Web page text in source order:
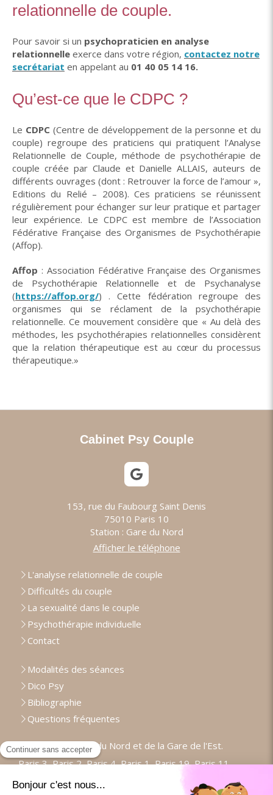
relationnelle de couple.
Pour savoir si un psychopraticien en analyse
relationnelle exerce dans votre région, contactez notre
secrétariat en appelant au 01 40 05 14 16.
Qu’est-ce que le CDPC ?
Le CDPC (Centre de développement de la personne et du
couple) regroupe des praticiens qui pratiquent l’Analyse
Relationnelle de Couple, méthode de psychothérapie de
couple créée par Claude et Danielle ALLAIS, auteurs de
différents ouvrages (dont : Retrouver la force de l’amour »,
Editions du Relié – 2008). Ces praticiens se réunissent
régulièrement pour échanger sur leur pratique et partager
leur expérience. Le CDPC est membre de l’Association
Fédérative Française des Organismes de Psychothérapie
(Affop).
Affop : Association Fédérative Française des Organismes
de Psychothérapie Relationnelle et de Psychanalyse
(https://affop.org/) . Cette fédération regroupe des
organismes qui se réclament de la psychothérapie
relationnelle. Ce mouvement considère que « Au delà des
méthodes, les psychothérapies relationnelles considèrent
que la relation thérapeutique est au cœur du processus
thérapeutique.»
Cabinet Psy Couple
153, rue du Faubourg Saint Denis
75010 Paris 10
Station : Gare du Nord
Afficher le téléphone
L'analyse relationnelle de couple
Difficultés du couple
La sexualité dans le couple
Psychothérapie individuelle
Contact
Modalités des séances
Dico Psy
Bibliographie
Questions fréquentes
Proche de la Gare du Nord et de la Gare de l'Est.
Paris 3, Paris 2, Paris 4, Paris 1, Paris 19, Paris 11,